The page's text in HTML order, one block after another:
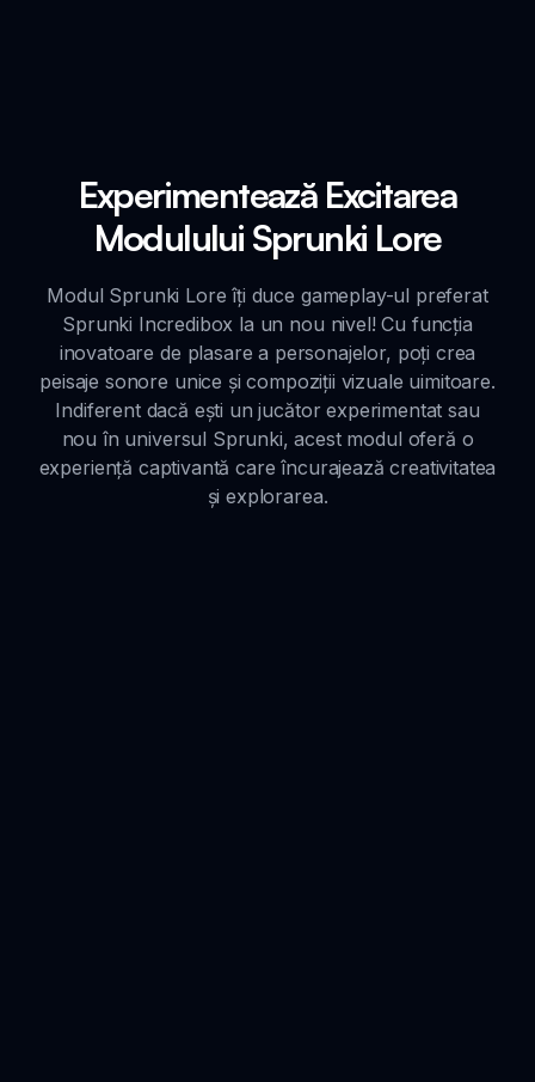
Experimentează Excitarea
Modulului Sprunki Lore
Modul Sprunki Lore îți duce gameplay-ul preferat
Sprunki Incredibox la un nou nivel! Cu funcția
inovatoare de plasare a personajelor, poți crea
peisaje sonore unice și compoziții vizuale uimitoare.
Indiferent dacă ești un jucător experimentat sau
nou în universul Sprunki, acest modul oferă o
experiență captivantă care încurajează creativitatea
și explorarea.